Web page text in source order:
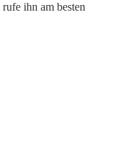
ihn am besten